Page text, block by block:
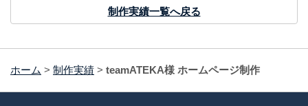
制作実績一覧へ戻る
ホーム > 制作実績 > teamATEKA様 ホームページ制作